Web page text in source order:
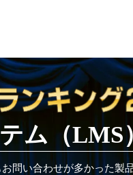
ム（LMS
問い合わせが多かった製